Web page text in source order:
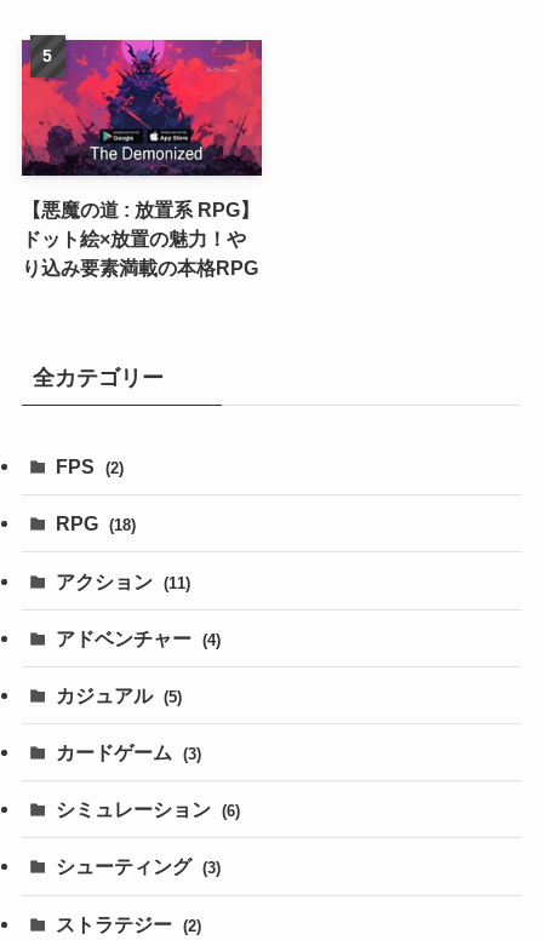
【悪魔の道 : 放置系 RPG】
ドット絵×放置の魅力！や
り込み要素満載の本格RPG
全カテゴリー
FPS (2)
RPG (18)
アクション (11)
アドベンチャー (4)
カジュアル (5)
カードゲーム (3)
シミュレーション (6)
シューティング (3)
ストラテジー (2)